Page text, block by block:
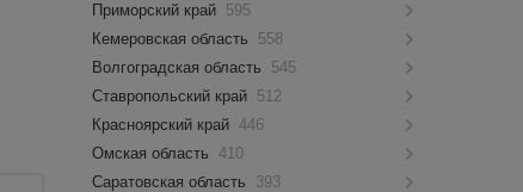
Приморский край 595
Кемеровская область
558
Волгоградская область
545
Ставропольский край 512
Красноярский край 446
Омская область
410
Саратовская область
393